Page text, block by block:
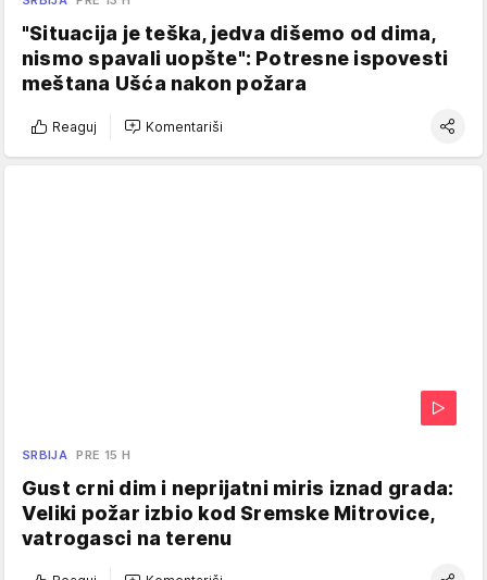
"Situacija je teška, jedva dišemo od dima,
nismo spavali uopšte": Potresne ispovesti
meštana Ušća nakon požara
Reaguj Komentariši
SRBIJA PRE 15 H
Gust crni dim i neprijatni miris iznad grada:
Veliki požar izbio kod Sremske Mitrovice,
vatrogasci na terenu